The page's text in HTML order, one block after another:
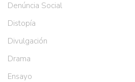
Denúncia Social
Distopía
Divulgación
Drama
Ensayo